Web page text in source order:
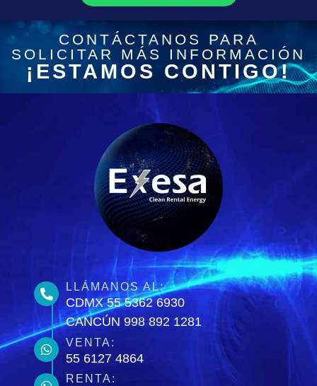
CONTÁCTANOS PARA
SOLICITAR MÁS INFORMACIÓN
¡ESTAMOS CONTIGO!
LLÁMANOS AL:
CDMX 55 5362 6930
CANCÚN 998 892 1281
VENTA:
55 6127 4864
RENTA: